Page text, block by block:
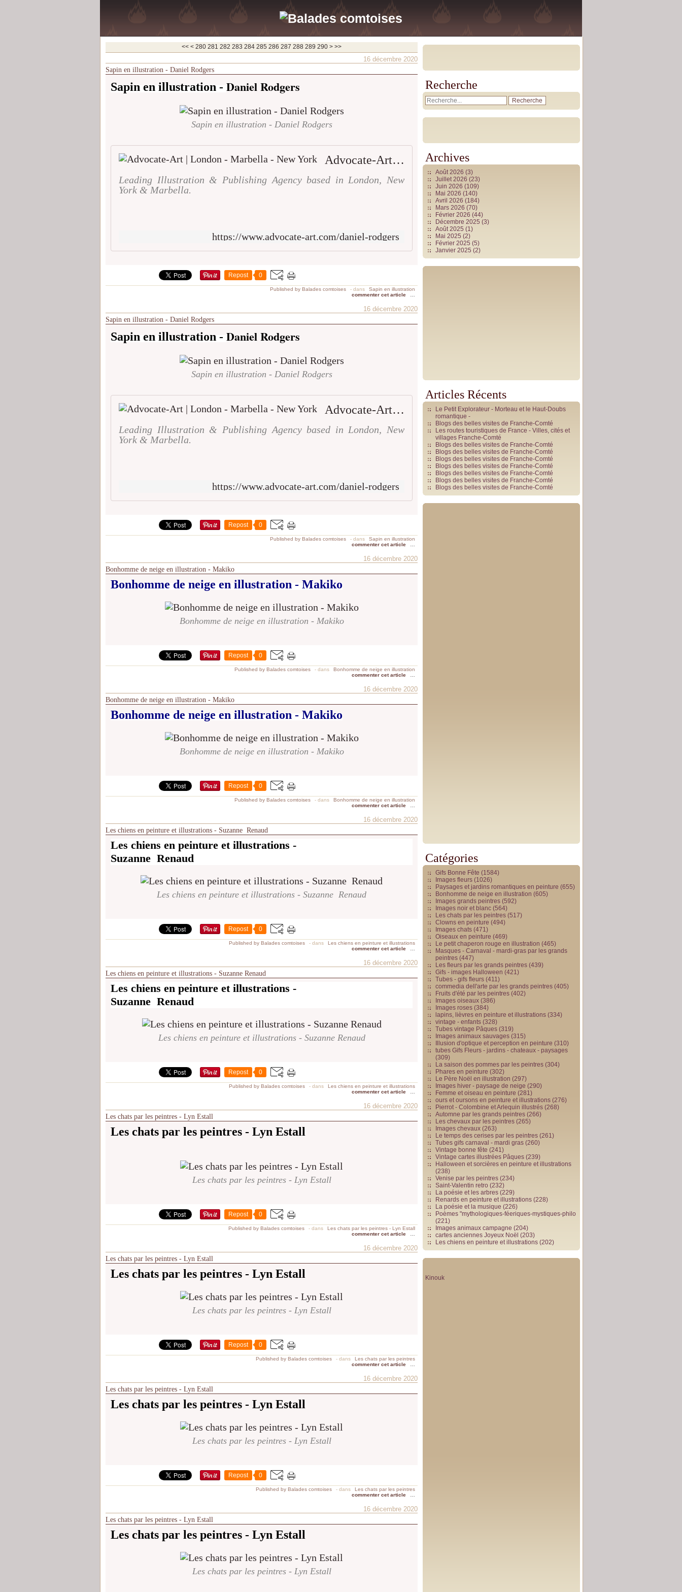
<< < 200
210
220
230
240
250
260
270
280 281 282 283 284 285 286 287 288 289 290 300
400
500
600
700
800
900
1000
1100
1200
1300
1400
1500
1600
1700
1800
1900
2000
2100
2200
2300
2400
2500
2600
2700
2800
2900
3000
3100
3200
3300
3400
3500
3600
3700
> >>
16 décembre 2020
Sapin en illustration - Daniel Rodgers
Sapin en illustration - Daniel Rodgers
Sapin en illustration - Daniel Rodgers
Advocate-Art | London - Marbella - New York
Leading Illustration & Publishing Agency based in London, New
York & Marbella.
https://www.advocate-art.com/daniel-rodgers
Repost 0
Published by Balades comtoises - dans
Sapin en illustration
commenter cet article
16 décembre 2020
Sapin en illustration - Daniel Rodgers
Sapin en illustration - Daniel Rodgers
Sapin en illustration - Daniel Rodgers
Advocate-Art | London - Marbella - New York
Leading Illustration & Publishing Agency based in London, New
York & Marbella.
https://www.advocate-art.com/daniel-rodgers
Repost 0
Published by Balades comtoises - dans
Sapin en illustration
commenter cet article
16 décembre 2020
Bonhomme de neige en illustration - Makiko
Bonhomme de neige en illustration - Makiko
Bonhomme de neige en illustration - Makiko
Repost 0
Published by Balades comtoises - dans
Bonhomme de neige en illustration
commenter cet article
16 décembre 2020
Bonhomme de neige en illustration - Makiko
Bonhomme de neige en illustration - Makiko
Bonhomme de neige en illustration - Makiko
Repost 0
Published by Balades comtoises - dans
Bonhomme de neige en illustration
commenter cet article
16 décembre 2020
Les chiens en peinture et illustrations - Suzanne Renaud
Les chiens en peinture et illustrations -
Suzanne Renaud
Les chiens en peinture et illustrations - Suzanne Renaud
Repost 0
Published by Balades comtoises - dans
Les chiens en peinture et illustrations
commenter cet article
16 décembre 2020
Les chiens en peinture et illustrations - Suzanne Renaud
Les chiens en peinture et illustrations -
Suzanne Renaud
Les chiens en peinture et illustrations - Suzanne Renaud
Repost 0
Published by Balades comtoises - dans
Les chiens en peinture et illustrations
commenter cet article
16 décembre 2020
Les chats par les peintres - Lyn Estall
Les chats par les peintres - Lyn Estall
Les chats par les peintres - Lyn Estall
Repost 0
Published by Balades comtoises - dans
Les chats par les peintres - Lyn Estall
commenter cet article
16 décembre 2020
Les chats par les peintres - Lyn Estall
Les chats par les peintres - Lyn Estall
Les chats par les peintres - Lyn Estall
Repost 0
Published by Balades comtoises - dans
Les chats par les peintres
commenter cet article
16 décembre 2020
Les chats par les peintres - Lyn Estall
Les chats par les peintres - Lyn Estall
Les chats par les peintres - Lyn Estall
Repost 0
Published by Balades comtoises - dans
Les chats par les peintres
commenter cet article
16 décembre 2020
Les chats par les peintres - Lyn Estall
Les chats par les peintres - Lyn Estall
Les chats par les peintres - Lyn Estall
Recherche
Archives
Août 2026 (3)
Juillet 2026 (23)
Juin 2026 (109)
Mai 2026 (140)
Avril 2026 (184)
Mars 2026 (70)
Février 2026 (44)
Décembre 2025 (3)
Août 2025 (1)
Mai 2025 (2)
Février 2025 (5)
Janvier 2025 (2)
Articles Récents
Le Petit Explorateur - Morteau et le Haut-Doubs
romantique -
Blogs des belles visites de Franche-Comté
Les routes touristiques de France - Villes, cités et
villages Franche-Comté
Blogs des belles visites de Franche-Comté
Blogs des belles visites de Franche-Comté
Blogs des belles visites de Franche-Comté
Blogs des belles visites de Franche-Comté
Blogs des belles visites de Franche-Comté
Blogs des belles visites de Franche-Comté
Blogs des belles visites de Franche-Comté
Catégories
Gifs Bonne Fête (1584)
Images fleurs (1026)
Paysages et jardins romantiques en peinture (655)
Bonhomme de neige en illustration (605)
Images grands peintres (592)
Images noir et blanc (564)
Les chats par les peintres (517)
Clowns en peinture (494)
Images chats (471)
Oiseaux en peinture (469)
Le petit chaperon rouge en illustration (465)
Masques - Carnaval - mardi-gras par les grands
peintres (447)
Les fleurs par les grands peintres (439)
Gifs - images Halloween (421)
Tubes - gifs fleurs (411)
commedia dell'arte par les grands peintres (405)
Fruits d'été par les peintres (402)
Images oiseaux (386)
Images roses (384)
lapins, lièvres en peinture et illustrations (334)
vintage - enfants (328)
Tubes vintage Pâques (319)
Images animaux sauvages (315)
Illusion d'optique et perception en peinture (310)
tubes Gifs Fleurs - jardins - chateaux - paysages
(309)
La saison des pommes par les peintres (304)
Phares en peinture (302)
Le Père Noël en illustration (297)
Images hiver - paysage de neige (290)
Femme et oiseau en peinture (281)
ours et oursons en peinture et illustrations (276)
Pierrot - Colombine et Arlequin illustrés (268)
Automne par les grands peintres (266)
Les chevaux par les peintres (265)
Images chevaux (263)
Le temps des cerises par les peintres (261)
Tubes gifs carnaval - mardi gras (260)
Vintage bonne fête (241)
Vintage cartes illustrées Pâques (239)
Halloween et sorcières en peinture et illustrations
(238)
Venise par les peintres (234)
Saint-Valentin retro (232)
La poésie et les arbres (229)
Renards en peinture et illustrations (228)
La poésie et la musique (226)
Poèmes "mythologiques-féeriques-mystiques-philo
(221)
Images animaux campagne (204)
cartes anciennes Joyeux Noël (203)
Les chiens en peinture et illustrations (202)
Kinouk